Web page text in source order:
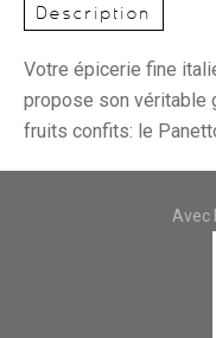
Description
Votre épicerie fine
propose son véritable
fruits confits: le
Avec